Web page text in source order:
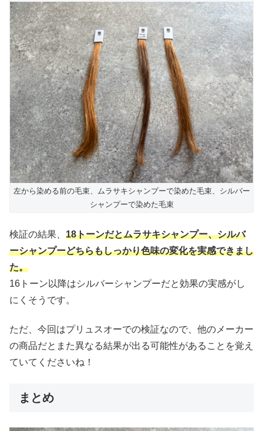
左から染める前の毛束、ムラサキシャンプーで染めた毛束、シルバー
シャンプーで染めた毛束
検証の結果、 18トーンだとムラサキシャンプー、シルバ
ーシャンプーどちらもしっかり色味の変化を実感できまし
た。
16トーン以降はシルバーシャンプーだと効果の実感がし
にくそうです。
ただ、今回はプリュスオーでの検証なので、他のメーカー
の商品だとまた異なる結果が出る可能性があることを覚え
ていてくださいね！
まとめ